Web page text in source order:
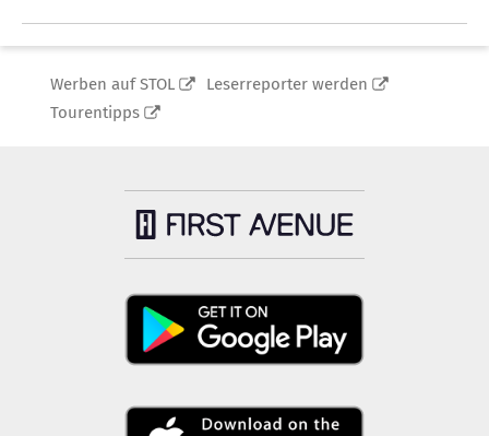
Werben auf STOL
Leserreporter werden
Tourentipps